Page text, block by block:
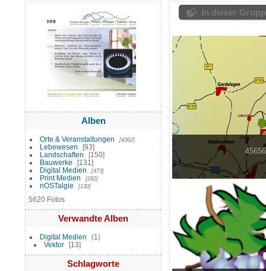
Alben
Orte & Veranstaltungen 4362
Lebewesen
93
Landschaften
150
Bauwerke
131
Digital Medien
473
Print Medien 282
nOSTalgie 130
5620 Fotos
Verwandte Alben
Digital Medien
1
Vektor
13
Schlagworte
In dieser